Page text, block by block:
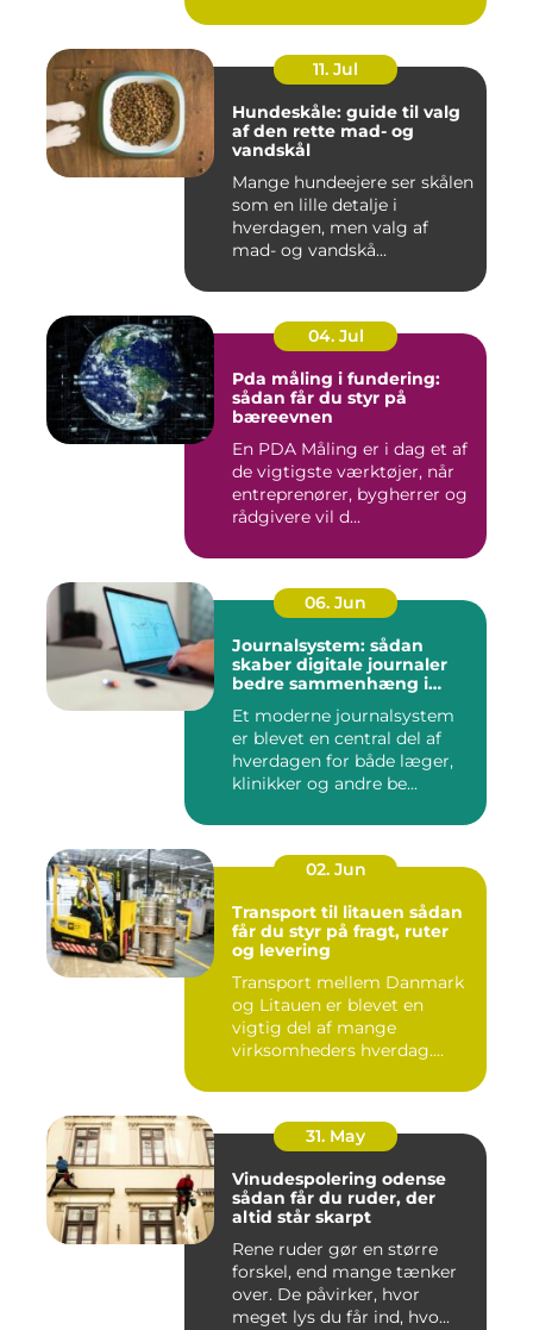
11. Jul
Hundeskåle: guide til valg
af den rette mad- og
vandskål
Mange hundeejere ser skålen
som en lille detalje i
hverdagen, men valg af
mad- og vandskå...
04. Jul
Pda måling i fundering:
sådan får du styr på
bæreevnen
En PDA Måling er i dag et af
de vigtigste værktøjer, når
entreprenører, bygherrer og
rådgivere vil d...
06. Jun
Journalsystem: sådan
skaber digitale journaler
bedre sammenhæng i
Et moderne journalsystem
er blevet en central del af
hverdagen for både læger,
klinikker og andre be...
02. Jun
Transport til litauen sådan
får du styr på fragt, ruter
og levering
Transport mellem Danmark
og Litauen er blevet en
vigtig del af mange
virksomheders hverdag.
31. May
Vinudespolering odense
sådan får du ruder, der
altid står skarpt
Rene ruder gør en større
forskel, end mange tænker
over. De påvirker, hvor
meget lys du får ind, hvo...